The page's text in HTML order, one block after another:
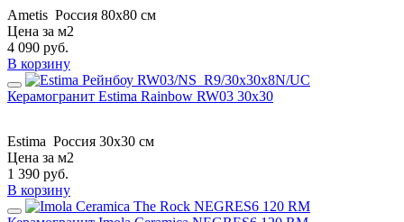
Ametis Россия 80x80 см
Цена за м2
4 090 руб.
В корзину
Керамогранит Estima Rainbow RW03 30x30
Estima Россия 30x30 см
Цена за м2
1 390 руб.
В корзину